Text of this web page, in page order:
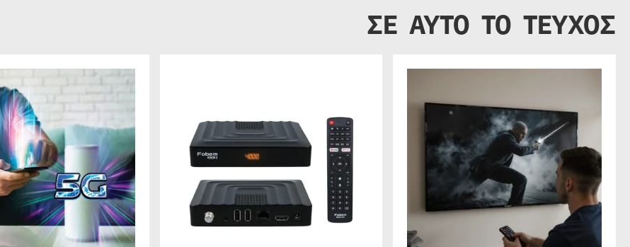
ΣΕ ΑΥΤΟ ΤΟ ΤΕΥΧΟΣ